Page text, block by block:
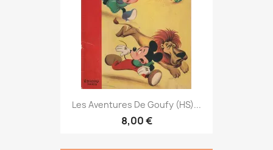
Les Aventures De Goufy (HS)...
8,00 €